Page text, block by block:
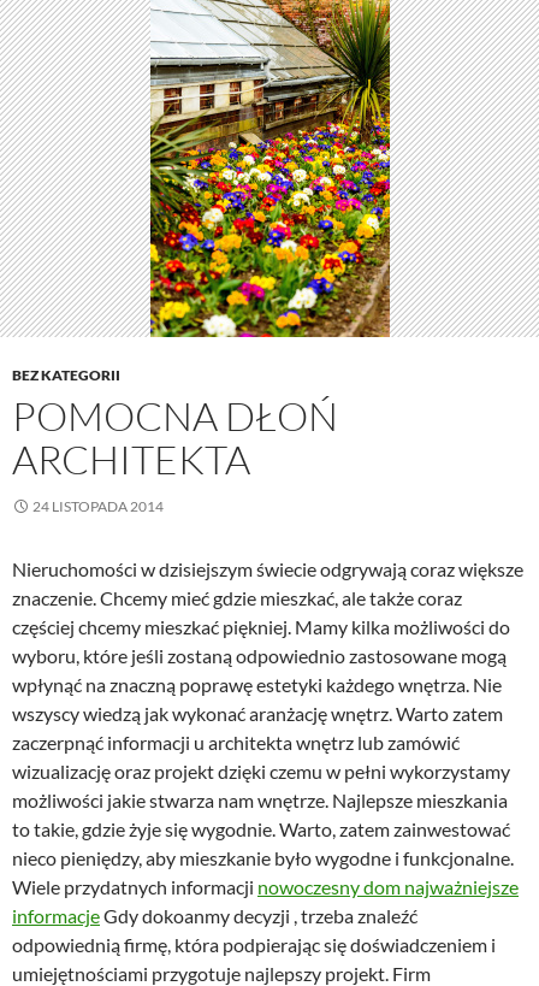
BEZ KATEGORII
POMOCNA DŁOŃ
ARCHITEKTA
24 LISTOPADA 2014
Nieruchomości w dzisiejszym świecie odgrywają coraz większe
znaczenie. Chcemy mieć gdzie mieszkać, ale także coraz
częściej chcemy mieszkać piękniej. Mamy kilka możliwości do
wyboru, które jeśli zostaną odpowiednio zastosowane mogą
wpłynąć na znaczną poprawę estetyki każdego wnętrza. Nie
wszyscy wiedzą jak wykonać aranżację wnętrz. Warto zatem
zaczerpnąć informacji u architekta wnętrz lub zamówić
wizualizację oraz projekt dzięki czemu w pełni wykorzystamy
możliwości jakie stwarza nam wnętrze. Najlepsze mieszkania
to takie, gdzie żyje się wygodnie. Warto, zatem zainwestować
nieco pieniędzy, aby mieszkanie było wygodne i funkcjonalne.
Wiele przydatnych informacji nowoczesny dom najważniejsze
informacjeGdy dokoanmy decyzji , trzeba znaleźć
odpowiednią firmę, która podpierając się doświadczeniem i
umiejętnościami przygotuje najlepszy projekt. Firm